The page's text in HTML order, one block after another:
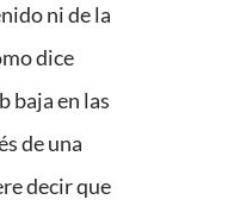
ni de la
dice
baja en las
de una
decir que